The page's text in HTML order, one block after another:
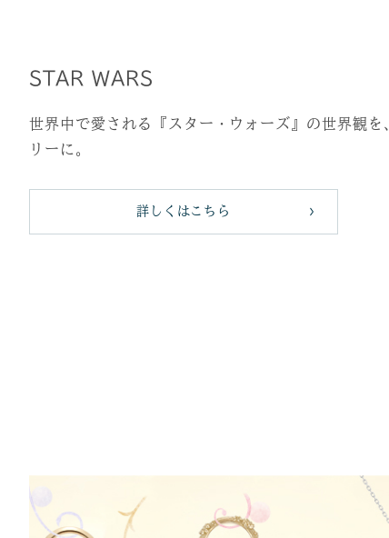
STAR WARS
世界中で愛される『スター・ウォーズ』の世界観を
リーに。
詳しくはこちら